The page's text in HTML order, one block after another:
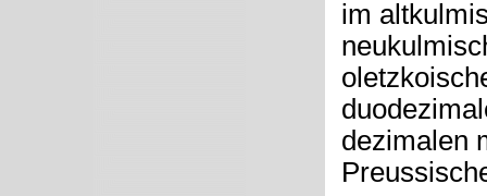
im
dezimalen